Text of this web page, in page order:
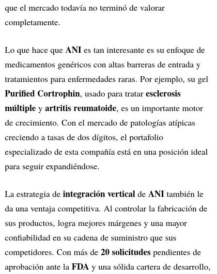
que el mercado todavía no terminó de valorar
completamente.
Lo que hace que ANI es tan interesante es su enfoque de
medicamentos genéricos con altas barreras de entrada y
tratamientos para enfermedades raras. Por ejemplo, su gel
Purified Cortrophin, usado para tratar esclerosis
múltiple y artritis reumatoide, es un importante motor
de crecimiento. Con el mercado de patologías atípicas
creciendo a tasas de dos dígitos, el portafolio
especializado de esta compañía está en una posición ideal
para seguir expandiéndose.
La estrategia de integración vertical de ANI también le
da una ventaja competitiva. Al controlar la fabricación de
sus productos, logra mejores márgenes y una mayor
confiabilidad en su cadena de suministro que sus
competidores. Con más de 20 solicitudes pendientes de
aprobación ante la FDA y una sólida cartera de desarrollo,